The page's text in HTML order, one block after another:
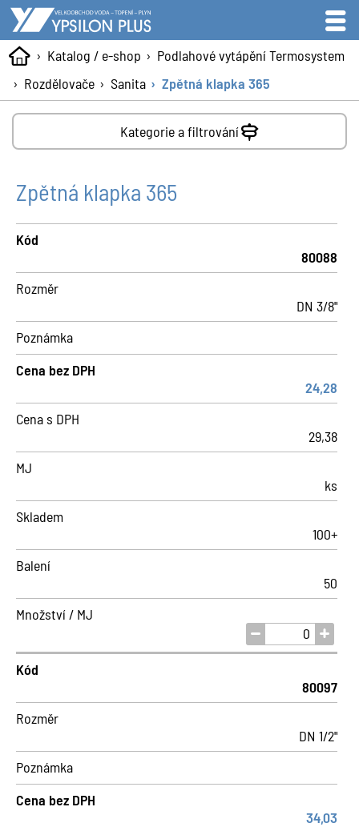
Katalog / e-shop
Podlahové vytápění Termosystem
Rozdělovače
Sanita Zpětná klapka 365
Kategorie a filtrování
Zpětná klapka 365
Kód
80088
Rozměr
DN 3/8"
Poznámka
Cena bez DPH
24,28
Cena s DPH
29,38
MJ
ks
Skladem
100+
Balení
50
Množství / MJ
Kód
80097
Rozměr
DN 1/2"
Poznámka
Cena bez DPH
34,03